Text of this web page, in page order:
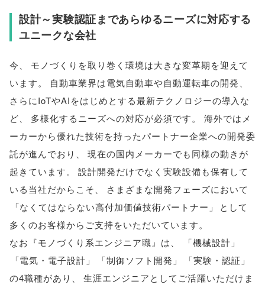
設計～実験認証まであらゆるニーズに対応する
ユニークな会社
今
モノづくりを取り巻く環境は大きな変革期を迎えて
います。 自動車業界は電気自動車や自動運転車の開発
さらにIoTやAIをはじめとする最新テクノロジーの導入な
ど
多様化するニーズへの対応が必須です。
海外ではメ
ーカーから優れた技術を持ったパートナー企業への開発委
託が進んでおり
現在の国内メーカーでも同様の動きが
起きています。
設計開発だけでなく実験設備も保有して
いる当社だからこそ
さまざまな開発フェーズにおいて
「なくてはならない高付加価値技術パートナー 」
として
多くのお客様からご支持をいただいています。
なお『モノづくり系エンジニア職』は
「機械設計 」
「電気・電子設計 」 「制御ソフト開発 」 「実験・認証 」
の4職種があり
生涯エンジニアとしてご活躍いただけま